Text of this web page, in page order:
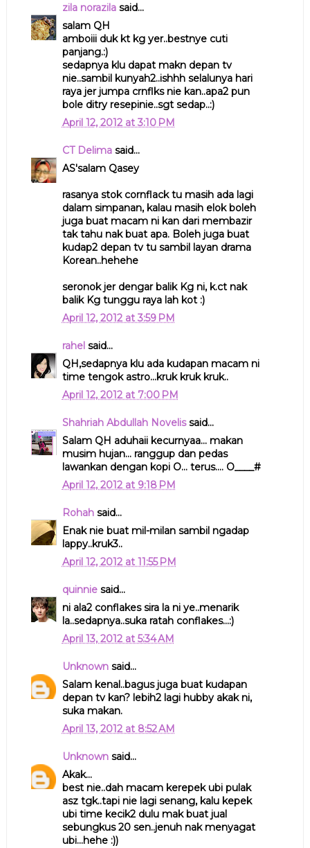
zila norazilasaid...
salam QH
amboiii duk kt kg yer..bestnye cuti
panjang.:)
sedapnya klu dapat makn depan tv
nie..sambil kunyah2..ishhh selalunya hari
raya jer jumpa crnflks nie kan..apa2 pun
bole ditry resepinie..sgt sedap..:)
April 12, 2012 at 3:10 PM
CT Delimasaid...
AS'salam Qasey
rasanya stok cornflack tu masih ada lagi
dalam simpanan, kalau masih elok boleh
juga buat macam ni kan dari membazir
tak tahu nak buat apa. Boleh juga buat
kudap2 depan tv tu sambil layan drama
Korean..hehehe
seronok jer dengar balik Kg ni, k.ct nak
balik Kg tunggu raya lah kot :)
April 12, 2012 at 3:59 PM
rahelsaid...
QH,sedapnya klu ada kudapan macam ni
time tengok astro...kruk kruk kruk..
April 12, 2012 at 7:00 PM
Shahriah Abdullah Novelissaid...
Salam QH aduhaii kecurnyaa... makan
musim hujan... ranggup dan pedas
lawankan dengan kopi O... terus.... O____#
April 12, 2012 at 9:18 PM
Rohahsaid...
Enak nie buat mil-milan sambil ngadap
lappy..kruk3..
April 12, 2012 at 11:55 PM
quinniesaid...
ni ala2 conflakes sira la ni ye..menarik
la..sedapnya..suka ratah conflakes...:)
April 13, 2012 at 5:34 AM
Unknownsaid...
Salam kenal..bagus juga buat kudapan
depan tv kan? lebih2 lagi hubby akak ni,
suka makan.
April 13, 2012 at 8:52 AM
Unknownsaid...
Akak...
best nie..dah macam kerepek ubi pulak
asz tgk..tapi nie lagi senang, kalu kepek
ubi time kecik2 dulu mak buat jual
sebungkus 20 sen..jenuh nak menyagat
ubi...hehe :))